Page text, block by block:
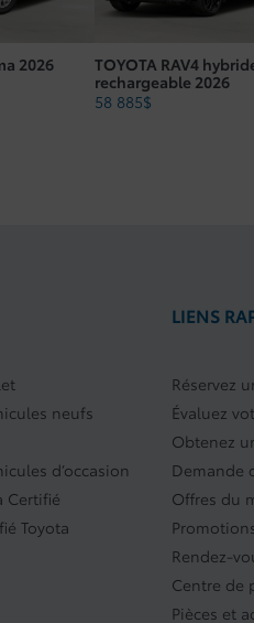
2026
TOYOTA RAV4
rechargeable 2026
58 885$
neufs
d’occasion
Certifié
Toyota
LIENS
Réservez
Évaluez
Obtenez
Demande
Offres du
Rendez-
Centre de
Pièces et